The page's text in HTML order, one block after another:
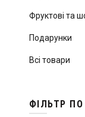
Фруктові та
Подарунки
Всі товари
ФІЛЬТР ПО